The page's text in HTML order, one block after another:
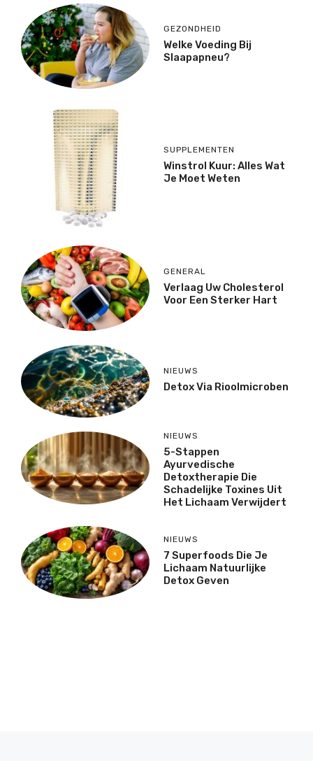
GEZONDHEID
Welke Voeding Bij
Slaapapneu?
SUPPLEMENTEN
Winstrol Kuur: Alles Wat
Je Moet Weten
GENERAL
Verlaag Uw Cholesterol
Voor Een Sterker Hart
NIEUWS
Detox Via Rioolmicroben
NIEUWS
5-Stappen
Ayurvedische
Detoxtherapie Die
Schadelijke Toxines Uit
Het Lichaam Verwijdert
NIEUWS
7 Superfoods Die Je
Lichaam Natuurlijke
Detox Geven